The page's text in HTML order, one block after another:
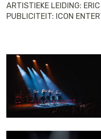
ARTISTIEKE LEIDING:
PUBLICITEIT: ICON